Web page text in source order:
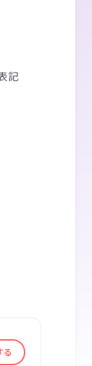
記
る